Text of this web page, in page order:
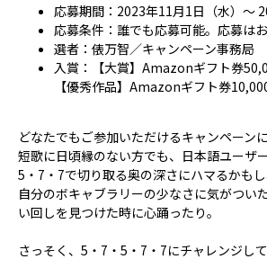
応募期間：2023年11月1日（水）～
応募条件：誰でも応募可能。応募は
選者：俵万智／キャンペーン事務局
入賞：【大賞】Amazonギフト券
【優秀作品】Amazonギフト券
どなたでもご参加いただけるキャンペーンに
短歌に日頃縁のない方でも、日本語ユーザ
5・7・7で切り取る奥の深さにハマるかもし
自分のボキャブラリーの少なさに気がつい
い回しを見つけた時に心踊ったり。
さっそく、5・7・5・7・7にチャレンジし